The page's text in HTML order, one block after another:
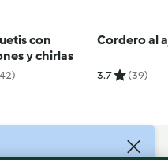
con
y chirlas
Cordero al
3.7 (39)